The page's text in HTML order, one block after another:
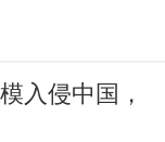
入侵中国，